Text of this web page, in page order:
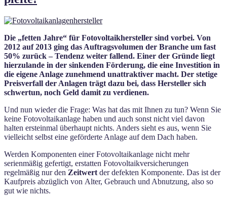
Die „fetten Jahre“ für Fotovoltaikhersteller sind vorbei. Von
2012 auf 2013 ging das Auftragsvolumen der Branche um fast
50% zurück – Tendenz weiter fallend. Einer der Gründe liegt
hierzulande in der sinkenden Förderung, die eine Investition in
die eigene Anlage zunehmend unattraktiver macht. Der stetige
Preisverfall der Anlagen trägt dazu bei, dass Hersteller sich
schwertun, noch Geld damit zu verdienen.
Und nun wieder die Frage: Was hat das mit Ihnen zu tun? Wenn Sie
keine Fotovoltaikanlage haben und auch sonst nicht viel davon
halten ersteinmal überhaupt nichts. Anders sieht es aus, wenn Sie
vielleicht selbst eine geförderte Anlage auf dem Dach haben.
Werden Komponenten einer Fotovoltaikanlage nicht mehr
serienmäßig gefertigt, erstatten Fotovoltaikversicherungen
regelmäßig nur den Zeitwert der defekten Komponente. Das ist der
Kaufpreis abzüglich von Alter, Gebrauch und Abnutzung, also so
gut wie nichts.